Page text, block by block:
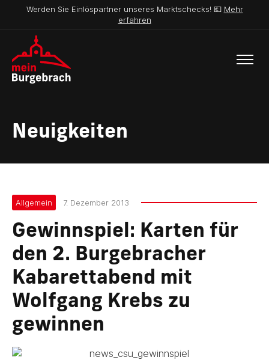
Werden Sie Einlöspartner unseres Marktschecks! 💶 Mehr
erfahren
Neuigkeiten
Allgemein 7. Dezember 2013
Gewinnspiel: Karten für
den 2. Burgebracher
Kabarettabend mit
Wolfgang Krebs zu
gewinnen